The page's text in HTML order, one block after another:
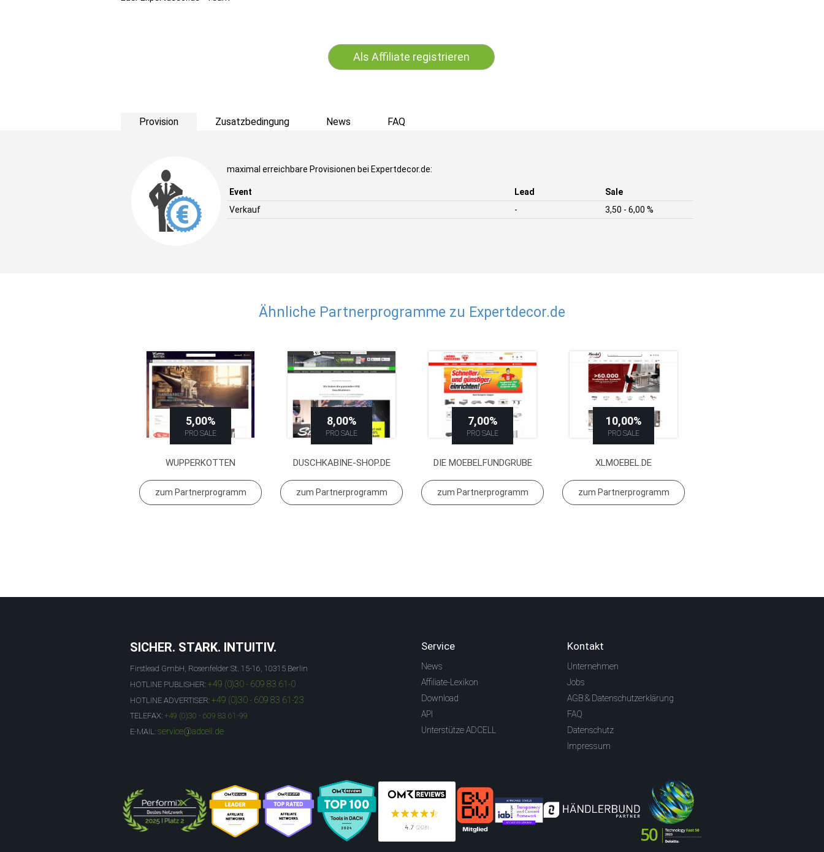
Als Affiliate registrieren
Provision Zusatzbedingung News FAQ
maximal erreichbare Provisionen bei Expertdecor.de:
Event Lead
Sale
Verkauf
- 3,50 - 6,00 %
Ähnliche Partnerprogramme zu Expertdecor.de
5,00%
PRO SALE
WUPPERKOTTEN
zum Partnerprogramm
8,00%
PRO SALE
DUSCHKABINE-SHOP.DE
zum Partnerprogramm
7,00%
PRO SALE
DIE MOEBELFUNDGRUBE
zum Partnerprogramm
10,00%
PRO SALE
XLMOEBEL.DE
zum Partnerprogramm
SICHER. STARK. INTUITIV.
Firstlead GmbH, Rosenfelder St. 15-16, 10315 Berlin
HOTLINE PUBLISHER: +49 (0)30 - 609 83 61-0
HOTLINE ADVERTISER: +49 (0)30 - 609 83 61-23
TELEFAX: +49 (0)30 - 609 83 61-99
E-MAIL: service@adcell.de
Service
News
Affiliate-Lexikon
Download
API
Unterstütze ADCELL
Kontakt
Unternehmen
Jobs
AGB & Datenschutzerklärung
FAQ
Datenschutz
Impressum